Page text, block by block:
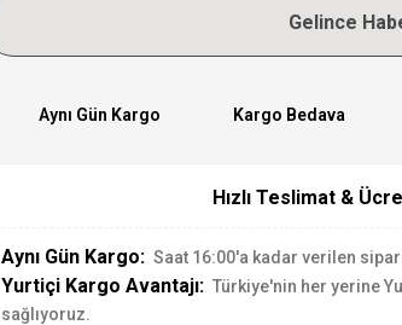
Gelince
Aynı Gün Kargo Kargo Bedava
Hızlı Teslimat &
Aynı Gün Kargo: Saat 16:00'a kadar verilen
Yurtiçi Kargo Avantajı: Türkiye'nin her yerine
sağlıyoruz.